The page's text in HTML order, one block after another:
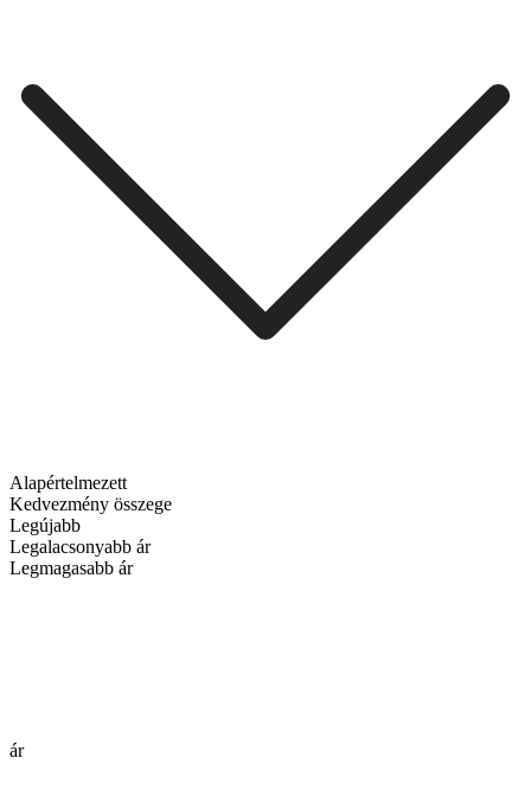
Alapértelmezett
Kedvezmény összege
Legújabb
Legalacsonyabb ár
Legmagasabb ár
ár